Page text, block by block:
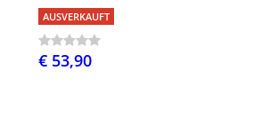
AUSVERKAUFT
€ 53,90